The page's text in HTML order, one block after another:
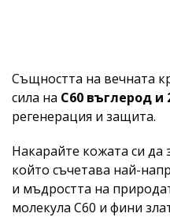
Същността на вечната
сила на C60 въглерод и
регенерация и защита.
Накарайте кожата си да
който съчетава най-
и мъдростта на
молекула C60 и фини